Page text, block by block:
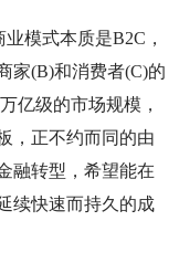
业模式本质是B2C ，
家(B)和消费者(C)的
亿级的市场规模，
，正不约而同的由
融转型，希望能在
续快速而持久的成